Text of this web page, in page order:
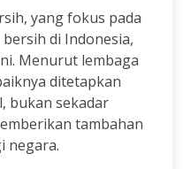
yang fokus pada
di Indonesia,
Menurut lembaga
ditetapkan
bukan sekadar
tambahan
negara.